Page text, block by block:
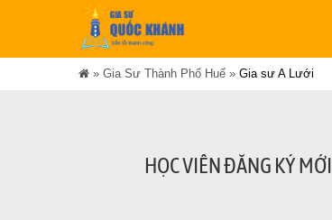
» Gia Sư Thành Phố Huế » Gia sư A Lưới
HỌC VIÊN ĐĂNG KÝ MỚI